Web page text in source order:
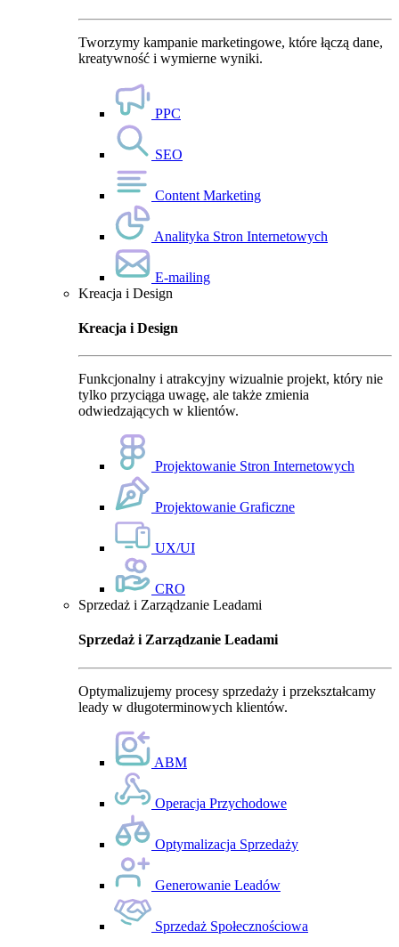
Tworzymy kampanie marketingowe, które łączą dane,
kreatywność i wymierne wyniki.
PPC
SEO
Content Marketing
Analityka Stron Internetowych
E-mailing
Kreacja i Design
Kreacja i Design
Funkcjonalny i atrakcyjny wizualnie projekt, który nie
tylko przyciąga uwagę, ale także zmienia
odwiedzających w klientów.
Projektowanie Stron Internetowych
Projektowanie Graficzne
UX/UI
CRO
Sprzedaż i Zarządzanie Leadami
Sprzedaż i Zarządzanie Leadami
Optymalizujemy procesy sprzedaży i przekształcamy
leady w długoterminowych klientów.
ABM
Operacja Przychodowe
Optymalizacja Sprzedaży
Generowanie Leadów
Sprzedaż Społecznościowa